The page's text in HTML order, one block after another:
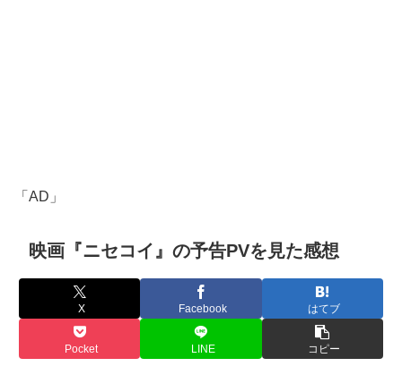
「AD」
映画『ニセコイ』の予告PVを見た感想
X Facebook はてブ
Pocket LINE コピー